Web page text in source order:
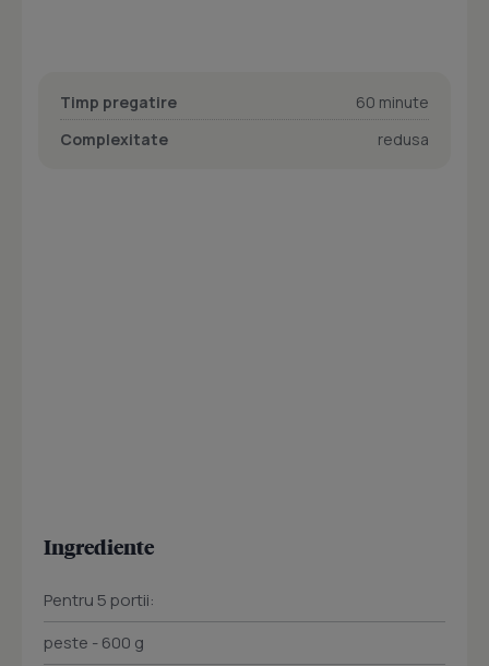
Timp pregatire
60 minute
Complexitate
redusa
Ingrediente
Pentru 5 portii:
peste - 600 g